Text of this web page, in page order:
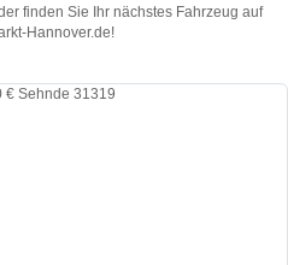
finden Sie Ihr nächstes Fahrzeug auf
Hannover.de!